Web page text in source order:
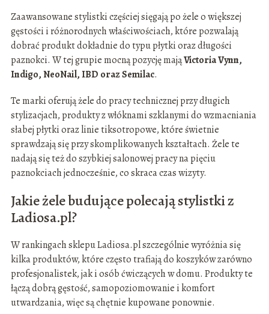
Zaawansowane stylistki częściej sięgają po żele o większej
gęstości i różnorodnych właściwościach, które pozwalają
dobrać produkt dokładnie do typu płytki oraz długości
paznokci. W tej grupie mocną pozycję mająVictoria Vynn,
Indigo, NeoNail, IBD oraz Semilac.
Te marki oferują żele do pracy technicznej przy długich
stylizacjach, produkty z włóknami szklanymi do wzmacniania
słabej płytki oraz linie tiksotropowe, które świetnie
sprawdzają się przy skomplikowanych kształtach. Żele te
nadają się też do szybkiej salonowej pracy na pięciu
paznokciach jednocześnie, co skraca czas wizyty.
Jakie żele budujące polecają stylistki z
Ladiosa.pl?
W rankingach sklepu Ladiosa.pl szczególnie wyróżnia się
kilka produktów, które często trafiają do koszyków zarówno
profesjonalistek, jak i osób ćwiczących w domu. Produkty te
łączą dobrą gęstość, samopoziomowanie i komfort
utwardzania, więc są chętnie kupowane ponownie.